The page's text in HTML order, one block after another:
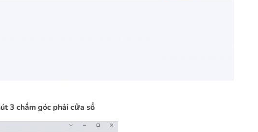
3 chấm góc phải cửa sổ